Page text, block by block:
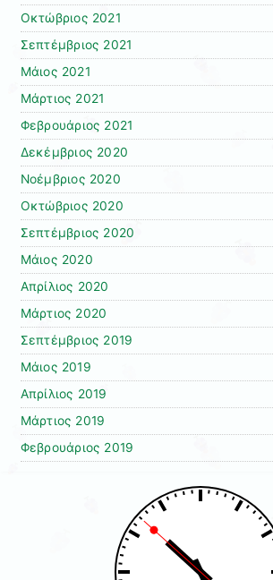
Οκτώβριος 2021
Σεπτέμβριος 2021
Μάιος 2021
Μάρτιος 2021
Φεβρουάριος 2021
Δεκέμβριος 2020
Νοέμβριος 2020
Οκτώβριος 2020
Σεπτέμβριος 2020
Μάιος 2020
Απρίλιος 2020
Μάρτιος 2020
Σεπτέμβριος 2019
Μάιος 2019
Απρίλιος 2019
Μάρτιος 2019
Φεβρουάριος 2019